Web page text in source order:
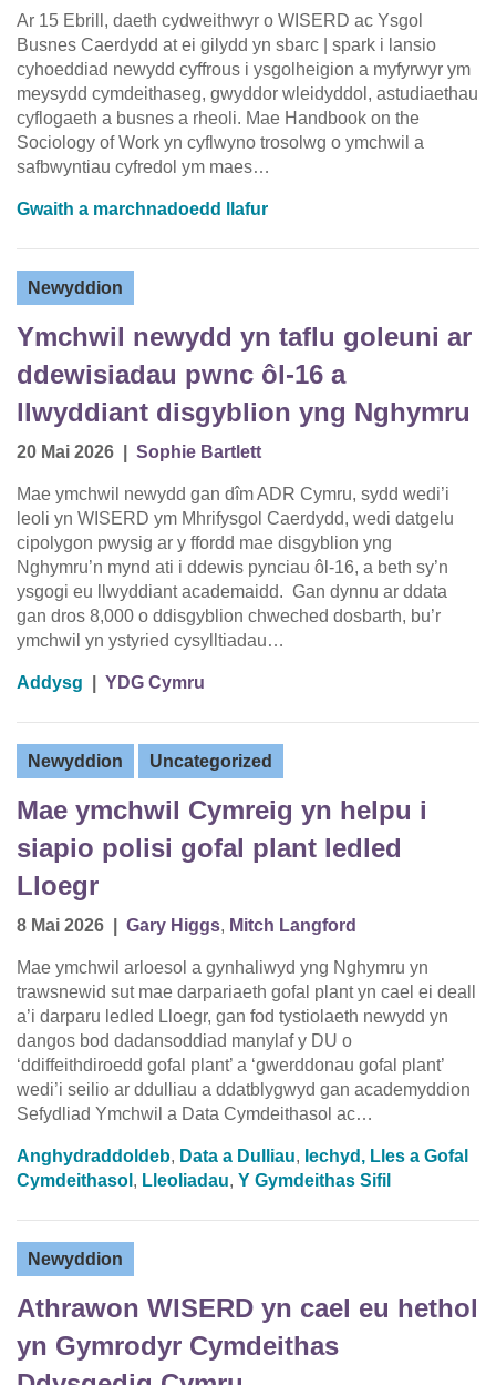
Ar 15 Ebrill, daeth cydweithwyr o WISERD ac Ysgol
Busnes Caerdydd at ei gilydd yn sbarc | spark i lansio
cyhoeddiad newydd cyffrous i ysgolheigion a myfyrwyr ym
meysydd cymdeithaseg, gwyddor wleidyddol, astudiaethau
cyflogaeth a busnes a rheoli. Mae Handbook on the
Sociology of Work yn cyflwyno trosolwg o ymchwil a
safbwyntiau cyfredol ym maes…
Gwaith a marchnadoedd llafur
Newyddion
Ymchwil newydd yn taflu goleuni ar
ddewisiadau pwnc ôl-16 a
llwyddiant disgyblion yng Nghymru
20 Mai 2026 Sophie Bartlett
Mae ymchwil newydd gan dîm ADR Cymru, sydd wedi’i
leoli yn WISERD ym Mhrifysgol Caerdydd, wedi datgelu
cipolygon pwysig ar y ffordd mae disgyblion yng
Nghymru’n mynd ati i ddewis pynciau ôl-16, a beth sy’n
ysgogi eu llwyddiant academaidd. Gan dynnu ar ddata
gan dros 8,000 o ddisgyblion chweched dosbarth, bu’r
ymchwil yn ystyried cysylltiadau…
Addysg YDG Cymru
Newyddion Uncategorized
Mae ymchwil Cymreig yn helpu i
siapio polisi gofal plant ledled
Lloegr
8 Mai 2026 Gary Higgs, Mitch Langford
Mae ymchwil arloesol a gynhaliwyd yng Nghymru yn
trawsnewid sut mae darpariaeth gofal plant yn cael ei deall
a’i darparu ledled Lloegr, gan fod tystiolaeth newydd yn
dangos bod dadansoddiad manylaf y DU o
‘ddiffeithdiroedd gofal plant’ a ‘gwerddonau gofal plant’
wedi’i seilio ar ddulliau a ddatblygwyd gan academyddion
Sefydliad Ymchwil a Data Cymdeithasol ac…
Anghydraddoldeb, Data a Dulliau, Iechyd, Lles a Gofal
Cymdeithasol , Lleoliadau, Y Gymdeithas Sifil
Newyddion
Athrawon WISERD yn cael eu hethol
yn Gymrodyr Cymdeithas